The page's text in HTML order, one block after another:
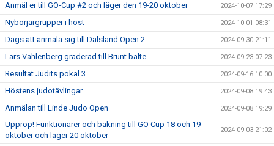
Anmäl er till GO-Cup #2 och läger den 19-20 oktober 2024-10-07 17:29
Nybörjargrupper i höst 2024-10-01 08:31
Dags att anmäla sig till Dalsland Open 2 2024-09-30 21:11
Lars Vahlenberg graderad till Brunt bälte 2024-09-23 07:23
Resultat Judits pokal 3 2024-09-16 10:00
Höstens judotävlingar 2024-09-08 19:43
Anmälan till Linde Judo Open 2024-09-08 19:29
Upprop! Funktionärer och bakning till GO Cup 18 och 19
oktober och läger 20 oktober
2024-09-03 21:02